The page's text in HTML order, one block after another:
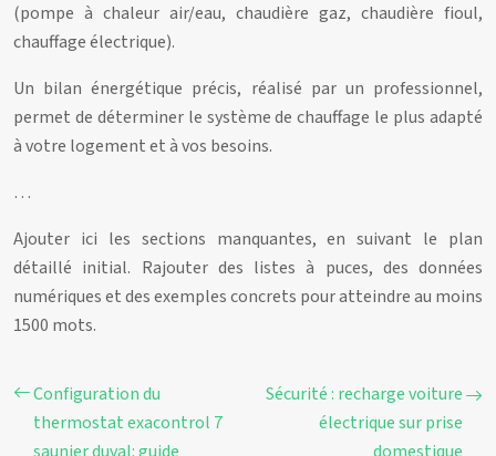
(pompe à chaleur air/eau, chaudière gaz, chaudière fioul,
chauffage électrique).
Un bilan énergétique précis, réalisé par un professionnel,
permet de déterminer le système de chauffage le plus adapté
à votre logement et à vos besoins.
…
Ajouter ici les sections manquantes, en suivant le plan
détaillé initial. Rajouter des listes à puces, des données
numériques et des exemples concrets pour atteindre au moins
1500 mots.
Configuration du
thermostat exacontrol 7
Sécurité : recharge voiture
électrique sur prise